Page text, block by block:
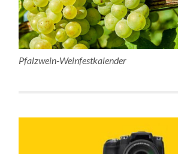
Pfalzwein-Weinfestkalender